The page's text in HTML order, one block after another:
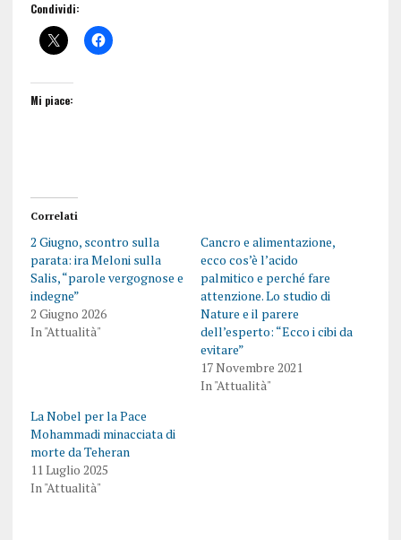
Condividi:
Mi piace:
Correlati
2 Giugno, scontro sulla
parata: ira Meloni sulla
Salis, “parole vergognose e
indegne”
2 Giugno 2026
In "Attualità"
Cancro e alimentazione,
ecco cos’è l’acido
palmitico e perché fare
attenzione. Lo studio di
Nature e il parere
dell’esperto: “Ecco i cibi da
evitare”
17 Novembre 2021
In "Attualità"
La Nobel per la Pace
Mohammadi minacciata di
morte da Teheran
11 Luglio 2025
In "Attualità"